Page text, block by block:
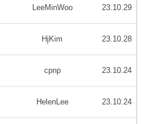
LeeMinWoo 23.10.29
HjKim 23.10.28
cpnp 23.10.24
HelenLee 23.10.24